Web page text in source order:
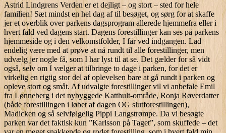
Astrid Lindgrens Verden er et dejligt – og stort – sted for hele
familien! Sæt mindst en hel dag af til besøget, og sørg for at skaffe
jer et overblik over parkens dagsprogram allerede hjemmefra eller i
hvert fald ved dagens start. Dagens forestillinger kan ses på parkens
hjemmeside og i den velkomstfolder, I får ved indgangen. Lad
endelig være med at prøve at nå rundt til alle forestillinger, men
udvælg jer nogle få, som I har lyst til at se. Det gælder for så vidt
også, selv om I vælger at tilbringe to dage i parken, for det er
virkelig en rigtig stor del af oplevelsen bare at gå rundt i parken og
opleve stort og småt. Af udvalgte forestillinger vil vi anbefale Emil
fra Lønneberg i det nybyggede Katthult-område, Ronja Røverdatter
(både forestillingen i løbet af dagen OG slutforestillingen),
Madicken og så selvfølgelig Pippi Langstrømpe. Da vi besøgte
parken var det faktisk kun ”Karlsson på Taget”, som skuffede – det